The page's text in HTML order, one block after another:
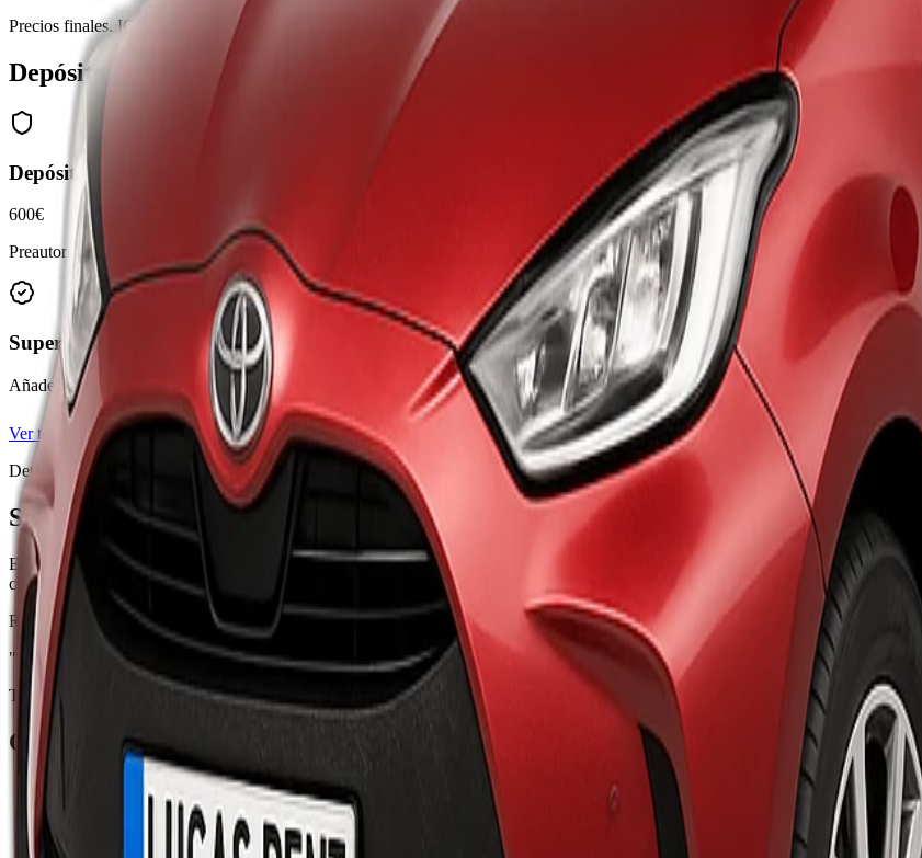
Precios finales. IGIC 15% y km ilimitados incluidos. Puede variar según temporada y oficina.
Depósito y coberturas
Depósito
600€
Preautorización en tarjeta de crédito del conductor principal. Se libera al devolver el vehículo sin daños.
Super CDW
Añade Super CDW al reservar — franquicia 0€, neumáticos, lunas y bajos cubiertos.
Ver todas las coberturas
Detalles
Sobre el Toyota Yaris Automático o similar
El Toyota Yaris Automático o similar pertenece a la categoría Económico — perfecto para 5 pasajeros con espacio para 2 maletas
consumo en las carreteras mixtas de Gran Canaria.
Recógelo en el Aeropuerto de Gran Canaria (LPA), en nuestra oficina de Playa del Inglés o en Patalavaca. Devolución sin cargo en
"O similar" significa que reservas el grupo/categoría, no el modelo exacto. Te entregaremos este vehículo o uno de características
También te puede interesar
Otros vehículos disponibles